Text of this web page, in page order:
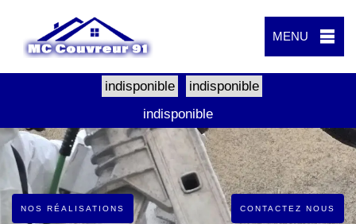
MENU
indisponible
indisponible
indisponible
NOS RÉALISATIONS CONTACTEZ NOUS